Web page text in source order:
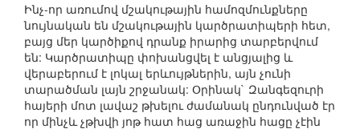
Ինչ-որ առումով մշակութային համոզմունքները
նույնական են մշակութային կարծրատիպերի հետ,
բայց մեր կարծիքով դրանք իրարից տարբերվում
են: Կարծրատիպը փոխանցվել է անցյալից և
վերաբերում է լոկալ երևույթներին, այն չունի
տարածման լայն շրջանակ: Օրինակ` Զանգեզուրի
հայերի մոտ լավաշ թխելու ժամանակ ընդունված էր
որ մինչև չթխվի յոթ հատ հաց առաջին հացը չէին